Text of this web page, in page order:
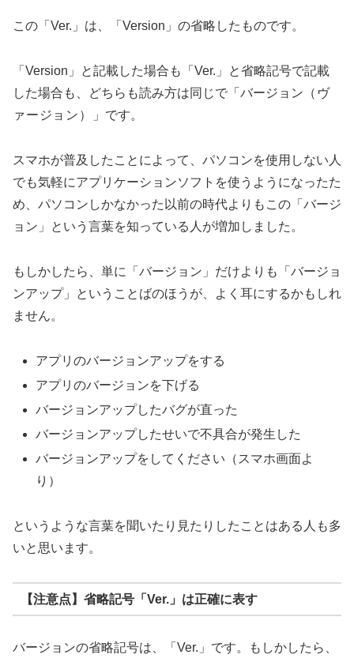
この「Ver.」は、「Version」の省略したものです。
「Version」と記載した場合も「Ver.」と省略記号で記載
した場合も、どちらも読み方は同じで「バージョン （ヴ
ァージョン ） 」です。
スマホが普及したことによって、パソコンを使用しない人
でも気軽にアプリケーションソフトを使うようになったた
め、パソコンしかなかった以前の時代よりもこの「バージ
ョン」という言葉を知っている人が増加しました。
もしかしたら、単に「バージョン」だけよりも「バージョ
ンアップ」ということばのほうが、よく耳にするかもしれ
ません。
アプリのバージョンアップをする
アプリのバージョンを下げる
バージョンアップしたバグが直った
バージョンアップしたせいで不具合が発生した
バージョンアップをしてください（スマホ画面よ
り）
というような言葉を聞いたり見たりしたことはある人も多
いと思います。
【注意点】省略記号「Ver.」は正確に表す
バージョンの省略記号は、「Ver.」です。もしかしたら、